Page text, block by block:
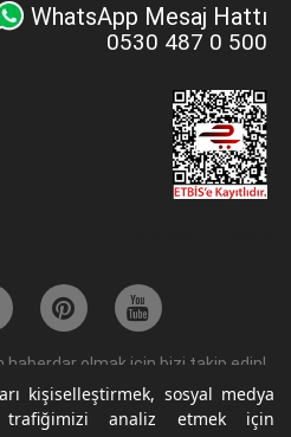
kişiselleştirmek, sosyal medya
analiz etmek için
WhatsApp Mesaj Hattı
0530 487 0 500
haberdar olmak için bizi takip edin!